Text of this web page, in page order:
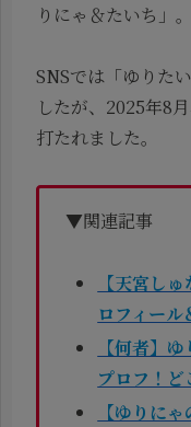
りにゃ＆たいち」。
SNSでは「ゆりた
したが、2025年8
打たれました。
▼関連記事
【天宮し
ロフィール
【何者】
プロフ！ど
【ゆりに